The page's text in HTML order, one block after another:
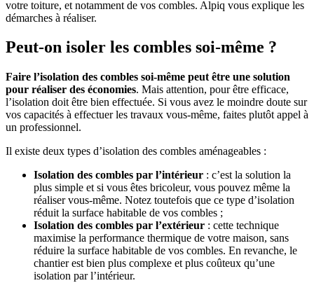
votre toiture, et notamment de vos combles. Alpiq vous explique les
démarches à réaliser.
Peut-on isoler les combles soi-même ?
Faire l’isolation des combles soi-même peut être une solution
pour réaliser des économies. Mais attention, pour être efficace,
l’isolation doit être bien effectuée. Si vous avez le moindre doute sur
vos capacités à effectuer les travaux vous-même, faites plutôt appel à
un professionnel.
Il existe deux types d’isolation des combles aménageables :
Isolation des combles par l’intérieur : c’est la solution la
plus simple et si vous êtes bricoleur, vous pouvez même la
réaliser vous-même. Notez toutefois que ce type d’isolation
réduit la surface habitable de vos combles ;
Isolation des combles par l’extérieur : cette technique
maximise la performance thermique de votre maison, sans
réduire la surface habitable de vos combles. En revanche, le
chantier est bien plus complexe et plus coûteux qu’une
isolation par l’intérieur.